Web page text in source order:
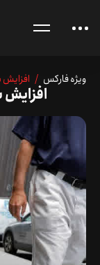
ویژه فارکس / افزایش